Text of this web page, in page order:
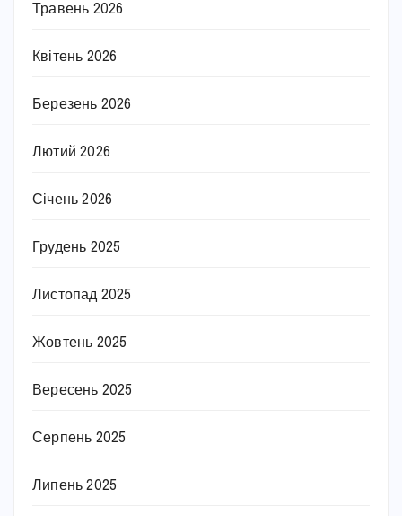
Травень 2026
Квітень 2026
Березень 2026
Лютий 2026
Січень 2026
Грудень 2025
Листопад 2025
Жовтень 2025
Вересень 2025
Серпень 2025
Липень 2025